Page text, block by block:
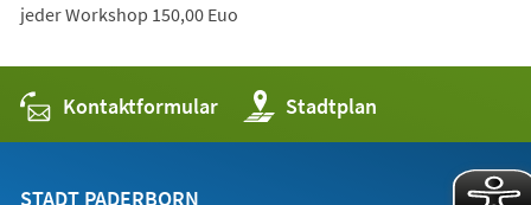
jeder Workshop 150,00 Euo
Kontaktformular Stadtplan
(Öffnet
in
einem
STADT PADERBORN